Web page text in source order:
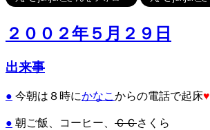
２００２年５月２９日
出来事
● 今朝は８時にかなこ からの電話で起床♥
● 朝ご飯、コーヒー、 ＣＣさくら